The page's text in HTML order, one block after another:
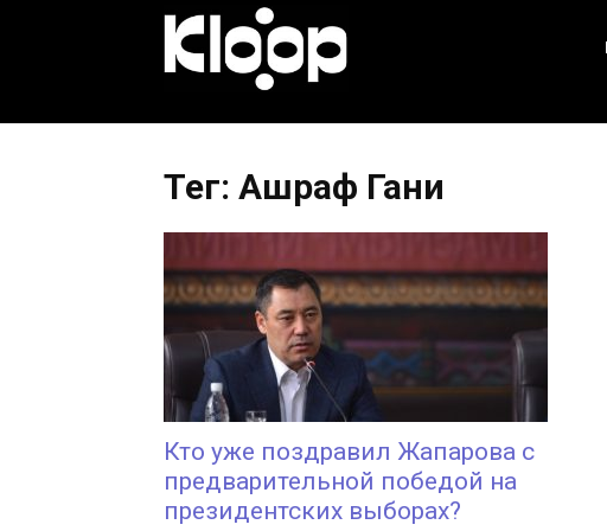
Новости
Тег: Ашраф Гани
Кто уже поздравил Жапарова с
предварительной победой на
президентских выборах?